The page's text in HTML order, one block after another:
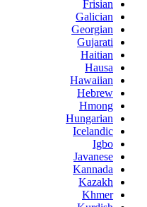
Frisian
Galician
Georgian
Gujarati
Haitian
Hausa
Hawaiian
Hebrew
Hmong
Hungarian
Icelandic
Igbo
Javanese
Kannada
Kazakh
Khmer